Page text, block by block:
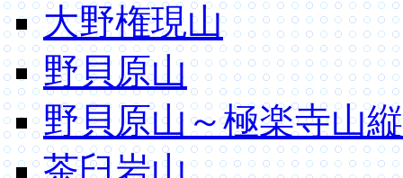
大野権現山
野貝原山
野貝原山～極楽寺山